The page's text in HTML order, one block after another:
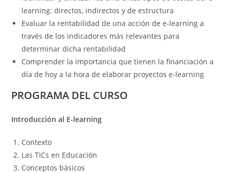
learning: directos, indirectos y de estructura
Evaluar la rentabilidad de una acción de e-learning a
través de los indicadores más relevantes para
determinar dicha rentabilidad
Comprender la importancia que tienen la financiación a
día de hoy a la hora de elaborar proyectos e-learning
PROGRAMA DEL CURSO
Introducción al E-learning
Contexto
Las TICs en Educación
Conceptos básicos